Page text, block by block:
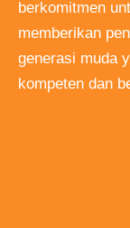
berkomitmen
memberikan
generasi muda
kompeten dan